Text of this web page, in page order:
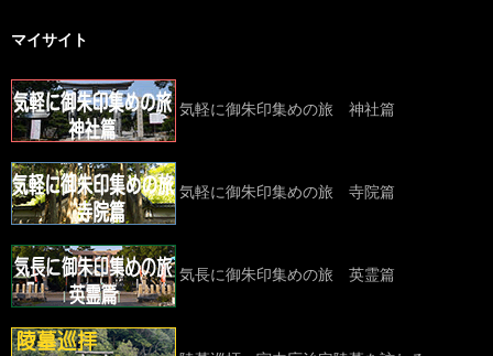
マイサイト
気軽に御朱印集めの旅 神社篇
気軽に御朱印集めの旅 寺院篇
気長に御朱印集めの旅 英霊篇